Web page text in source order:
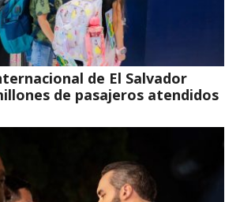
de El Salvador
de pasajeros atendidos